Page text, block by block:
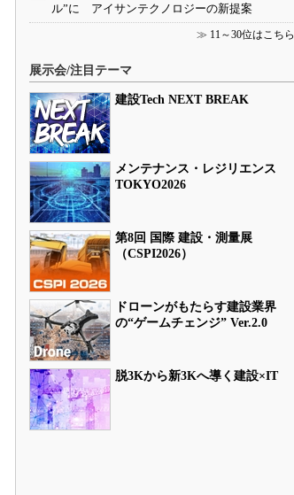
ル”に アイサンテクノロジーの新提案
≫ 11～30位はこちら
展示会/注目テーマ
建設Tech NEXT BREAK
メンテナンス・レジリエンス
TOKYO2026
第8回 国際 建設・測量展
（CSPI2026）
ドローンがもたらす建設業界
の“ゲームチェンジ” Ver.2.0
脱3Kから新3Kへ導く建設×IT